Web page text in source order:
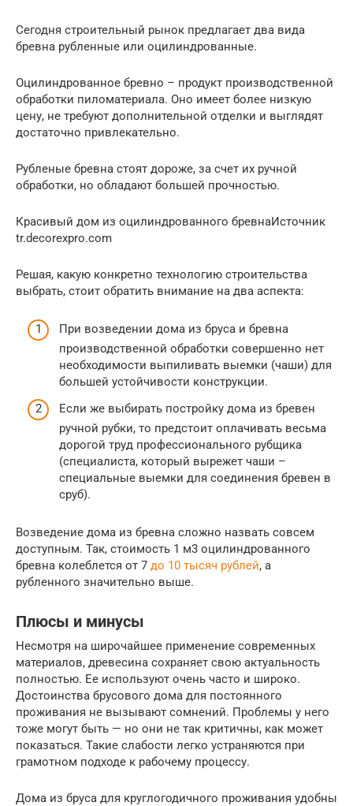
Сегодня строительный рынок предлагает два вида
бревна рубленные или оцилиндрованные.
Оцилиндрованное бревно – продукт производственной
обработки пиломатериала. Оно имеет более низкую
цену, не требуют дополнительной отделки и выглядят
достаточно привлекательно.
Рубленые бревна стоят дороже, за счет их ручной
обработки, но обладают большей прочностью.
Красивый дом из оцилиндрованного бревнаИсточник
tr.decorexpro.com
Решая, какую конкретно технологию строительства
выбрать, стоит обратить внимание на два аспекта:
При возведении дома из бруса и бревна
производственной обработки совершенно нет
необходимости выпиливать выемки (чаши) для
большей устойчивости конструкции.
Если же выбирать постройку дома из бревен
ручной рубки, то предстоит оплачивать весьма
дорогой труд профессионального рубщика
(специалиста, который вырежет чаши –
специальные выемки для соединения бревен в
сруб).
Возведение дома из бревна сложно назвать совсем
доступным. Так, стоимость 1 м3 оцилиндрованного
бревна колеблется от 7 до 10 тысяч рублей, а
рубленного значительно выше.
Плюсы и минусы
Несмотря на широчайшее применение современных
материалов, древесина сохраняет свою актуальность
полностью. Ее используют очень часто и широко.
Достоинства брусового дома для постоянного
проживания не вызывают сомнений. Проблемы у него
тоже могут быть — но они не так критичны, как может
показаться. Такие слабости легко устраняются при
грамотном подходе к рабочему процессу.
Дома из бруса для круглогодичного проживания удобны